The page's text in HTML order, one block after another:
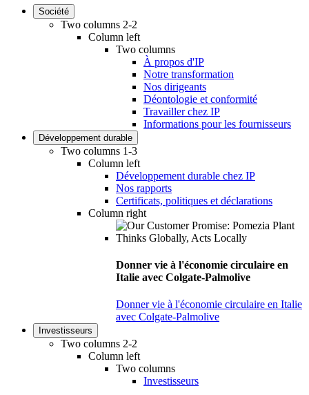
Société
Two columns 2-2
Column left
Two columns
À propos d'IP
Notre transformation
Nos dirigeants
Déontologie et conformité
Travailler chez IP
Informations pour les fournisseurs
Développement durable
Two columns 1-3
Column left
Développement durable chez IP
Nos rapports
Certificats, politiques et déclarations
Column right
Donner vie à l'économie circulaire en
Italie avec Colgate-Palmolive
Donner vie à l'économie circulaire en Italie
avec Colgate-Palmolive
Investisseurs
Two columns 2-2
Column left
Two columns
Investisseurs